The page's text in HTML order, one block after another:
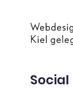
Social